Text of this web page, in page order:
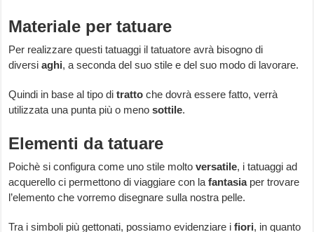
Materiale per tatuare
Per realizzare questi tatuaggi il tatuatore avrà bisogno di
diversiaghi, a seconda del suo stile e del suo modo di lavorare.
Quindi in base al tipo ditratto che dovrà essere fatto, verrà
utilizzata una punta più o menosottile.
Elementi da tatuare
Poichè si configura come uno stile moltoversatile, i tatuaggi ad
acquerello ci permettono di viaggiare con lafantasiaper trovare
l’elemento che vorremo disegnare sulla nostra pelle.
Tra i simboli più gettonati, possiamo evidenziare ifiori, in quanto